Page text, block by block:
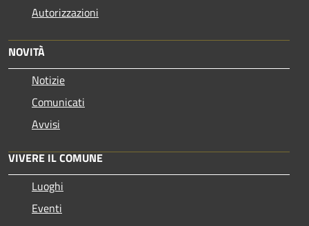
Autorizzazioni
NOVITÀ
Notizie
Comunicati
Avvisi
VIVERE IL COMUNE
Luoghi
Eventi